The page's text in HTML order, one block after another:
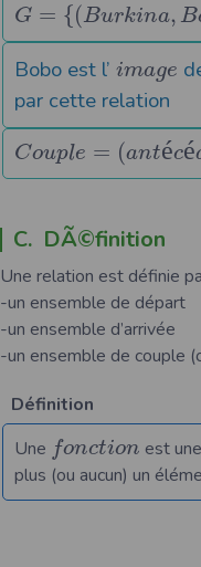
G = {(Burkina, B
Bobo est l’ image
par cette relation
Couple = (antécé
C. DÃ©finition
Une relation est définie
-un ensemble de départ
-un ensemble d’arrivée
-un ensemble de couple
Définition
Une fonction est
plus (ou aucun) un